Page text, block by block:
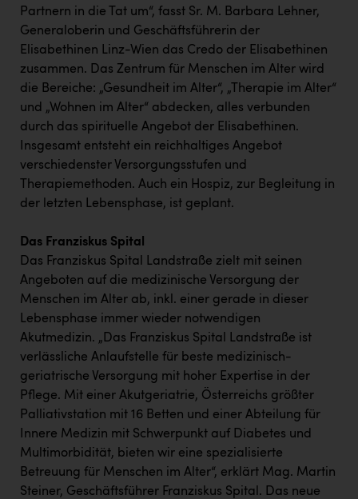
SCHMACHTL GmbH
Schwingshandl - automation technology gmbh
Seher + Partner
Smurfit Westrock Nettingsdorf
TCL
TGW Logistics
TRAILOMAT & Cycling Austria
Vier Diamanten
Vorlagenportal
Wir besiegen Krebs
Wirtschaftskammer OÖ
ZGONC
ZULuft - Zukunft Luft Austria
Österreichisches Hebammengremium
Wirtschaftskammer OÖ Energiehandel
Partnern in die Tat um“, fasst Sr. M. Barbara Lehner,
Generaloberin und Geschäftsführerin der
Elisabethinen Linz-Wien das Credo der Elisabethinen
zusammen. Das Zentrum für Menschen im Alter wird
die Bereiche: „Gesundheit im Alter“, „Therapie im Alter“
und „Wohnen im Alter“ abdecken, alles verbunden
durch das spirituelle Angebot der Elisabethinen.
Insgesamt entsteht ein reichhaltiges Angebot
verschiedenster Versorgungsstufen und
Therapiemethoden. Auch ein Hospiz, zur Begleitung in
der letzten Lebensphase, ist geplant.
Das Franziskus Spital
Das Franziskus Spital Landstraße zielt mit seinen
Angeboten auf die medizinische Versorgung der
Menschen im Alter ab, inkl. einer gerade in dieser
Lebensphase immer wieder notwendigen
Akutmedizin. „Das Franziskus Spital Landstraße ist
verlässliche Anlaufstelle für beste medizinisch-
geriatrische Versorgung mit hoher Expertise in der
Pflege. Mit einer Akutgeriatrie, Österreichs größter
Palliativstation mit 16 Betten und einer Abteilung für
Innere Medizin mit Schwerpunkt auf Diabetes und
Multimorbidität, bieten wir eine spezialisierte
Betreuung für Menschen im Alter“, erklärt Mag. Martin
Steiner, Geschäftsführer Franziskus Spital. Das neue